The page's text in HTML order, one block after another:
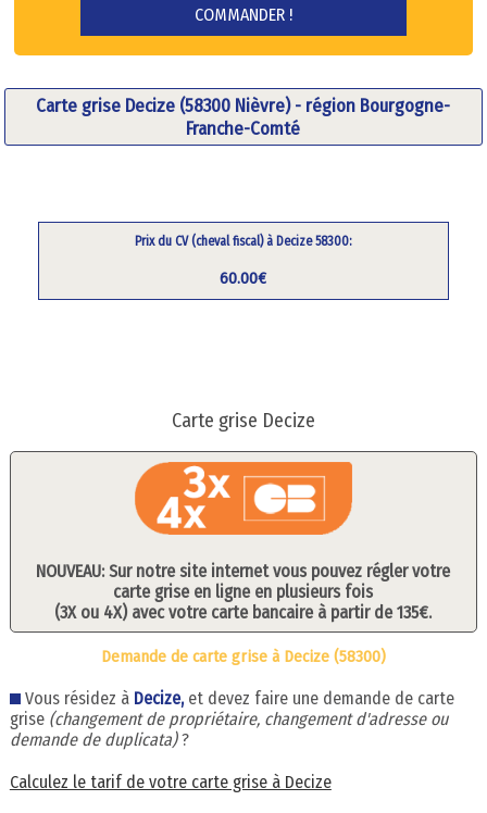
Carte grise Decize (58300 Nièvre) - région Bourgogne-
Franche-Comté
Prix du CV (cheval fiscal) à Decize 58300:
60.00€
Carte grise Decize
NOUVEAU: Sur notre site internet vous pouvez régler votre
carte grise en ligne en plusieurs fois
(3X ou 4X) avec votre carte bancaire à partir de 135€.
Demande de carte grise à Decize (58300)
Vous résidez à Decize, et devez faire une demande de carte
grise (changement de propriétaire, changement d'adresse ou
demande de duplicata)?
Calculez le tarif de votre carte grise à Decize